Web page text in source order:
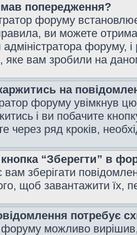
попередження?
форуму
ви можете
форуму,
яке вам зробили на
на
форуму увімкнув
і ви побачите
через ряд кроків,
“Зберегти” в
зберігати
щоб завантажити їх,
потребує
форуму можливо